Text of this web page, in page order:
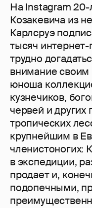
На Instagram 20-
Козакевича из
Карлсруэ
тысяч
трудно
внимание
юноша
кузнечиков,
червей и других
тропических
крупнейшим в
членистоногих:
в экспедиции,
продает и,
подопечными,